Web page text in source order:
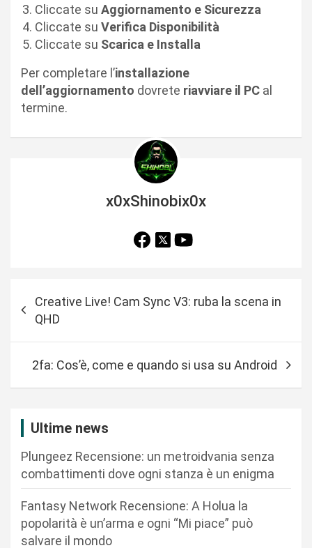
Cliccate su Aggiornamento e Sicurezza
Cliccate su Verifica Disponibilità
Cliccate su Scarica e Installa
Per completare l’installazione
dell’aggiornamento dovrete riavviare il PC al
termine.
x0xShinobix0x
Creative Live! Cam Sync V3: ruba la scena in
QHD
2fa: Cos’è, come e quando si usa su Android
Ultime news
Plungeez Recensione: un metroidvania senza
combattimenti dove ogni stanza è un enigma
Fantasy Network Recensione: A Holua la
popolarità è un’arma e ogni “Mi piace” può
salvare il mondo